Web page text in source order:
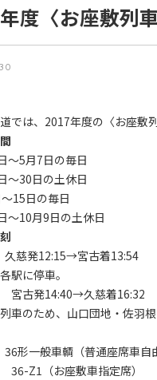
度〈お座敷列
では、2017年度の〈お座敷
～5月7日の毎日
～30日の土休日
15日の毎日
～10月9日の土休日
慈発12:15→宮古着13:54
駅に停車。
古発14:40→久慈着16:32
のため、山口団地・佐羽根
形一般車輌（普通座席車自
Z1（お座敷車指定席）